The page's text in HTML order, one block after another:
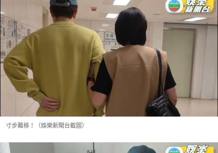
寸步難移！（娛樂新聞台截圖）